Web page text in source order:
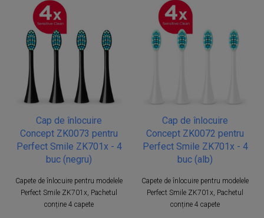
Cap de înlocuire
Concept ZK0073 pentru
Perfect Smile ZK701x - 4
buc (negru)
Capete de înlocuire pentru modelele
Perfect Smile ZK701x, Pachetul
conține 4 capete
Cap de înlocuire
Concept ZK0072 pentru
Perfect Smile ZK701x - 4
buc (alb)
Capete de înlocuire pentru modelele
Perfect Smile ZK701x, Pachetul
conține 4 capete